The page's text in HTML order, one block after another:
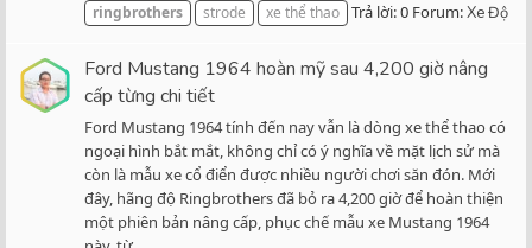
ringbrothers
strode xe thể thao Trả lời: 0 Forum:Xe Độ
Ford Mustang 1964 hoàn mỹ sau 4,200 giờ nâng
cấp từng chi tiết
Ford Mustang 1964 tính đến nay vẫn là dòng xe thể thao có
ngoại hình bắt mắt, không chỉ có ý nghĩa về mặt lịch sử mà
còn là mẫu xe cổ điển được nhiều người chơi săn đón. Mới
đây, hãng độ Ringbrothers đã bỏ ra 4,200 giờ để hoàn thiện
một phiên bản nâng cấp, phục chế mẫu xe Mustang 1964